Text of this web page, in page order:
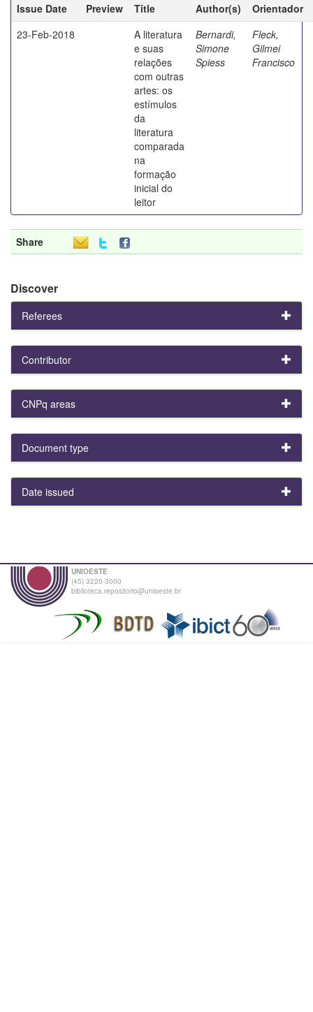
Issue Date
Preview Title Author(s)
Orientador
23-Feb-2018
A literatura
e suas
relações
com outras
artes: os
estímulos
da
literatura
comparada
na
formação
inicial do
leitor
Bernardi,
Simone
Spiess
Fleck,
Gilmei
Francisco
Share
Discover
Referees
Contributor
CNPq areas
Document type
Date issued
UNIOESTE
(45) 3220-3000
biblioteca.repositorio@unioeste.br